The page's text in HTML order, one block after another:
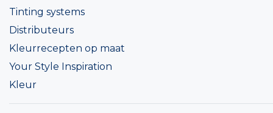
Tinting systems
Distributeurs
Kleurrecepten op maat
Your Style Inspiration
Kleur